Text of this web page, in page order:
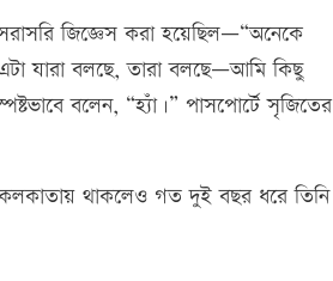
জিজ্ঞেস করা হয়েছিল—“অনেকে
যারা বলছে, তারা বলছে—আমি কিছু
বলেন, “হ্যাঁ।” পাসপোর্টে সৃজিতের
কলকাতায় থাকলেও গত দুই বছর ধরে তিনি